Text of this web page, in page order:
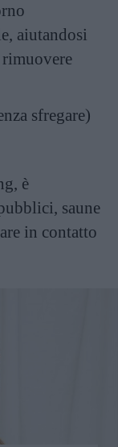
aiutandosi
rimuovere
sfregare)
è
saune
in contatto